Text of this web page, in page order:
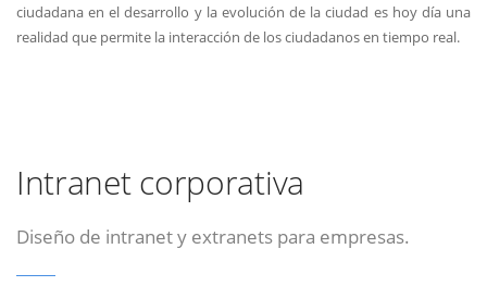
ciudadana en el desarrollo y la evolución de la ciudad es hoy día una
realidad que permite la interacción de los ciudadanos en tiempo real.
Intranet corporativa
Diseño de intranet y extranets para empresas.